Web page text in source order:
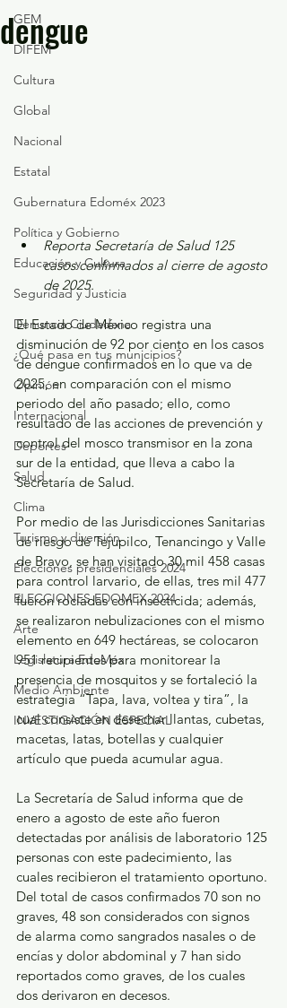
GEM
DIFEM
Cultura
Global
Nacional
Estatal
Gubernatura Edoméx 2023
Política y Gobierno
Educación y Cultura
Seguridad y Justicia
Denuncia Ciudadana
¿Qué pasa en tus municipios?
Opinión
Internacional
Deportes
Salud
Clima
Turismo y diversión
Elecciones presidenciales 2024
ELECCIONES EDOMEX 2024
Arte
Legislatura EdoMéx
Medio Ambiente
INVESTIGACIÓN ESPECIAL
dengue
Reporta Secretaría de Salud 125
casos confirmados al cierre de agosto
de 2025.
El Estado de México registra una
disminución de 92 por ciento en los casos
de dengue confirmados en lo que va de
2025, en comparación con el mismo
periodo del año pasado; ello, como
resultado de las acciones de prevención y
control del mosco transmisor en la zona
sur de la entidad, que lleva a cabo la
Secretaría de Salud.
Por medio de las Jurisdicciones Sanitarias
de riesgo de Tejupilco, Tenancingo y Valle
de Bravo, se han visitado 30 mil 458 casas
para control larvario, de ellas, tres mil 477
fueron rociadas con insecticida; además,
se realizaron nebulizaciones con el mismo
elemento en 649 hectáreas, se colocaron
951 recipientes para monitorear la
presencia de mosquitos y se fortaleció la
estrategia “Tapa, lava, voltea y tira”, la
cual consiste en desechar llantas, cubetas,
macetas, latas, botellas y cualquier
artículo que pueda acumular agua.
La Secretaría de Salud informa que de
enero a agosto de este año fueron
detectadas por análisis de laboratorio 125
personas con este padecimiento, las
cuales recibieron el tratamiento oportuno.
Del total de casos confirmados 70 son no
graves, 48 son considerados con signos
de alarma como sangrados nasales o de
encías y dolor abdominal y 7 han sido
reportados como graves, de los cuales
dos derivaron en decesos.